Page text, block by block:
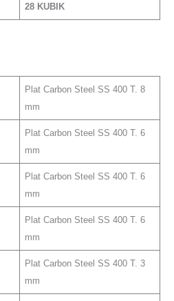
28 KUBIK
Plat Carbon Steel SS 400 T. 8
mm
Plat Carbon Steel SS 400 T. 6
mm
Plat Carbon Steel SS 400 T. 6
mm
Plat Carbon Steel SS 400 T. 6
mm
Plat Carbon Steel SS 400 T. 3
mm